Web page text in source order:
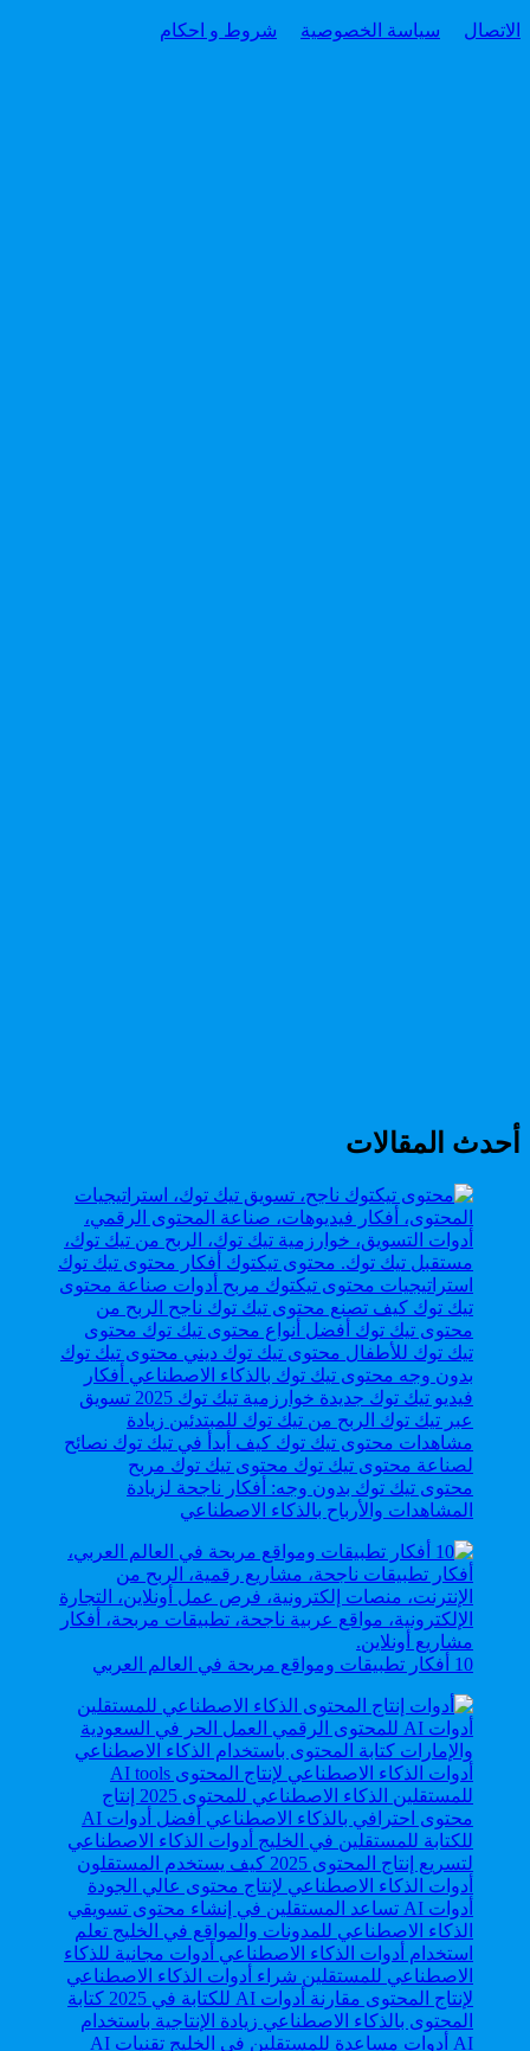
الاتصال سياسة الخصوصية شروط و احكام
أحدث المقالات
محتوى تيك توك بدون وجه: أفكار ناجحة لزيادة
المشاهدات والأرباح بالذكاء الاصطناعي
10 أفكار تطبيقات ومواقع مربحة في العالم العربي